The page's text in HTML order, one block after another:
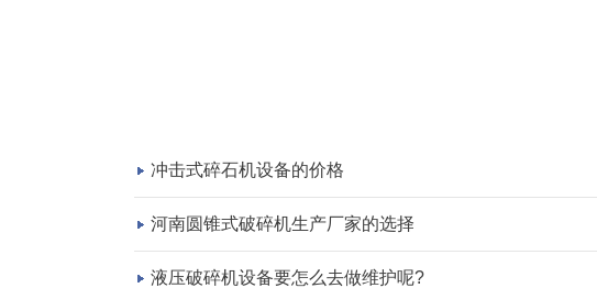
冲击式碎石机设备的价格
河南圆锥式破碎机生产厂家的选择
液压破碎机设备要怎么去做维护呢?